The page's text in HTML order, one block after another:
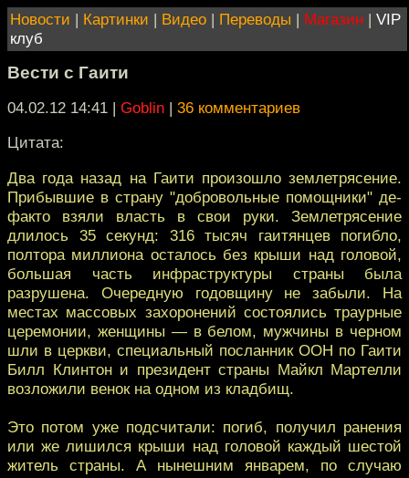
Новости | Картинки | Видео | Переводы | Магазин | VIP
клуб
Вести с Гаити
04.02.12 14:41 | Goblin | 36 комментариев
Цитата:
Два года назад на Гаити произошло землетрясение.
Прибывшие в страну "добровольные помощники" де-
факто взяли власть в свои руки. Землетрясение
длилось 35 секунд: 316 тысяч гаитянцев погибло,
полтора миллиона осталось без крыши над головой,
большая часть инфраструктуры страны была
разрушена. Очередную годовщину не забыли. На
местах массовых захоронений состоялись траурные
церемонии, женщины — в белом, мужчины в черном
шли в церкви, специальный посланник ООН по Гаити
Билл Клинтон и президент страны Майкл Мартелли
возложили венок на одном из кладбищ.
Это потом уже подсчитали: погиб, получил ранения
или же лишился крыши над головой каждый шестой
житель страны. А нынешним январем, по случаю